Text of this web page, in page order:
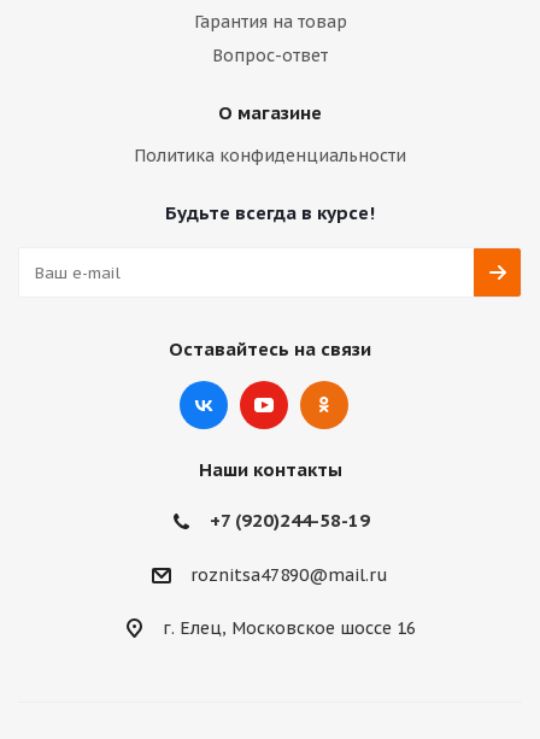
Гарантия на товар
Вопрос-ответ
О магазине
Политика конфиденциальности
Будьте всегда в курсе!
Оставайтесь на связи
Наши контакты
+7 (920)244-58-19
roznitsa47890@mail.ru
г. Елец, Московское шоссе 16